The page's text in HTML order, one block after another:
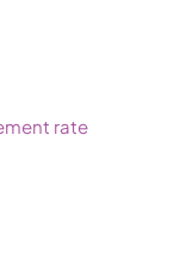
rate